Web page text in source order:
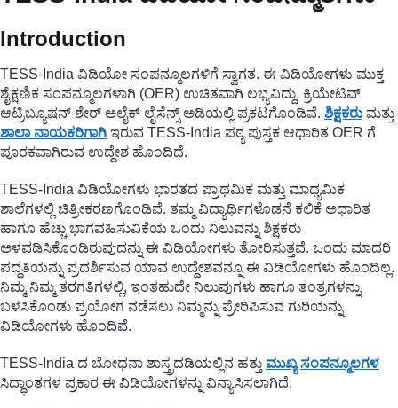
Introduction
TESS-India ವಿಡಿಯೋ ಸಂಪನ್ಮೂಲಗಳಿಗೆ ಸ್ವಾಗತ. ಈ ವಿಡಿಯೋಗಳು ಮುಕ್ತ
ಶೈಕ್ಷಣಿಕ ಸಂಪನ್ಮೂಲಗಳಾಗಿ (OER) ಉಚಿತವಾಗಿ ಲಭ್ಯವಿದ್ದು, ಕ್ರಿಯೇಟಿವ್
ಆಟ್ರಿಬ್ಯೂಷನ್ ಶೇರ್ ಅಲೈಕ್ ಲೈಸೆನ್ಸ್ ಅಡಿಯಲ್ಲಿ ಪ್ರಕಟಗೊಂಡಿವೆ. ಶಿಕ್ಷಕರುಮತ್ತು
ಶಾಲಾ ನಾಯಕರಿಗಾಗಿ ಇರುವ TESS-India ಪಠ್ಯ ಪುಸ್ತಕ ಆಧಾರಿತ OER ಗೆ
ಪೂರಕವಾಗಿರುವ ಉದ್ದೇಶ ಹೊಂದಿದೆ.
TESS-India ವಿಡಿಯೋಗಳು ಭಾರತದ ಪ್ರಾಥಮಿಕ ಮತ್ತು ಮಾಧ್ಯಮಿಕ
ಶಾಲೆಗಳಲ್ಲಿ ಚಿತ್ರೀಕರಣಗೊಂಡಿವೆ. ತಮ್ಮ ವಿದ್ಯಾರ್ಥಿಗಳೊಡನೆ ಕಲಿಕೆ ಅಧಾರಿತ
ಹಾಗೂ ಹೆಚ್ಚು ಭಾಗವಹಿಸುವಿಕೆಯ ಒಂದು ನಿಲುವನ್ನು ಶಿಕ್ಷಕರು
ಅಳವಡಿಸಿಕೊಂಡಿರುವುದನ್ನು ಈ ವಿಡಿಯೋಗಳು ತೋರಿಸುತ್ತವೆ. ಒಂದು ಮಾದರಿ
ಪದ್ದತಿಯನ್ನು ಪ್ರದರ್ಶಿಸುವ ಯಾವ ಉದ್ದೇಶವನ್ನೂ ಈ ವಿಡಿಯೋಗಳು ಹೊಂದಿಲ್ಲ.
ನಿಮ್ಮ ನಿಮ್ಮ ತರಗತಿಗಳಲ್ಲಿ, ಇಂತಹುದೇ ನಿಲುವುಗಳು ಹಾಗೂ ತಂತ್ರಗಳನ್ನು
ಬಳಸಿಕೊಂಡು ಪ್ರಯೋಗ ನಡೆಸಲು ನಿಮ್ಮನ್ನು ಪ್ರೇರಿಪಿಸುವ ಗುರಿಯನ್ನು
ವಿಡಿಯೋಗಳು ಹೊಂದಿವೆ.
TESS-India ದ ಬೋಧನಾ ಶಾಸ್ತ್ರದಡಿಯಲ್ಲಿನ ಹತ್ತು ಮುಖ್ಯ ಸಂಪನ್ಮೂಲಗಳ
ಸಿದ್ಧಾಂತಗಳ ಪ್ರಕಾರ ಈ ವಿಡಿಯೋಗಳನ್ನು ವಿನ್ಯಾಸಿಸಲಾಗಿದೆ.